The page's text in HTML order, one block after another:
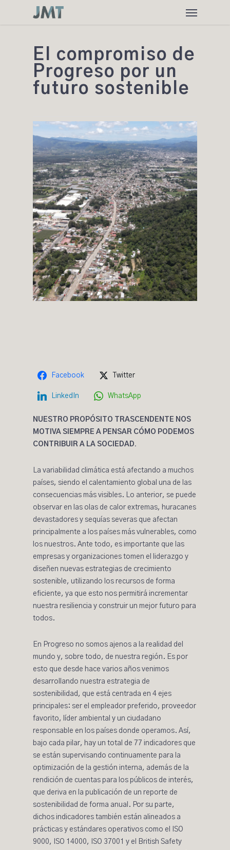
El compromiso de
Progreso por un
futuro sostenible
Facebook Twitter
LinkedIn WhatsApp
NUESTRO PROPÓSITO TRASCENDENTE NOS
MOTIVA SIEMPRE A PENSAR CÓMO PODEMOS
CONTRIBUIR A LA SOCIEDAD.
La variabilidad climática está afectando a muchos
países, siendo el calentamiento global una de las
consecuencias más visibles. Lo anterior, se puede
observar en las olas de calor extremas, huracanes
devastadores y sequías severas que afectan
principalmente a los países más vulnerables, como
los nuestros. Ante todo, es importante que las
empresas y organizaciones tomen el liderazgo y
diseñen nuevas estrategias de crecimiento
sostenible, utilizando los recursos de forma
eficiente, ya que esto nos permitirá incrementar
nuestra resiliencia y construir un mejor futuro para
todos.
En Progreso no somos ajenos a la realidad del
mundo y, sobre todo, de nuestra región. Es por
esto que desde hace varios años venimos
desarrollando nuestra estrategia de
sostenibilidad, que está centrada en 4 ejes
principales: ser el empleador preferido, proveedor
favorito, líder ambiental y un ciudadano
responsable en los países donde operamos. Así,
bajo cada pilar, hay un total de 77 indicadores que
se están supervisando continuamente para la
optimización de la gestión interna, además de la
rendición de cuentas para los públicos de interés,
que deriva en la publicación de un reporte de
sostenibilidad de forma anual. Por su parte,
dichos indicadores también están alineados a
prácticas y estándares operativos como el
ISO
9000, ISO 14000, ISO 37001 y el British Safety